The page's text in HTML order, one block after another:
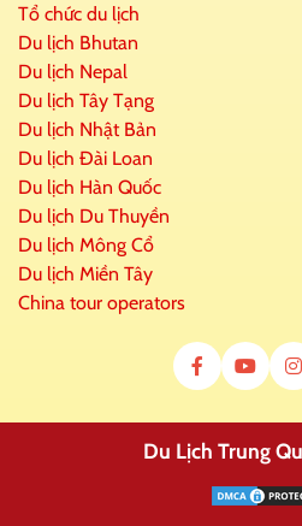
Tổ chức du lịch
Du lịch Bhutan
Du lịch Nepal
Du lịch Tây Tạng
Du lịch Nhật Bản
Du lịch Đài Loan
Du lịch Hàn Quốc
Du lịch Du Thuyền
Du lịch Mông Cổ
Du lịch Miền Tây
China tour operators
Du Lịch Trung